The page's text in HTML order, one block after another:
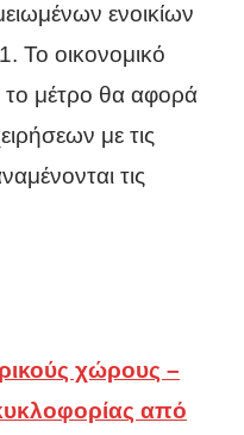
ενοικίων
Το οικονομικό
το μέτρο θα αφορά
με τις
τις
χώρους –
από